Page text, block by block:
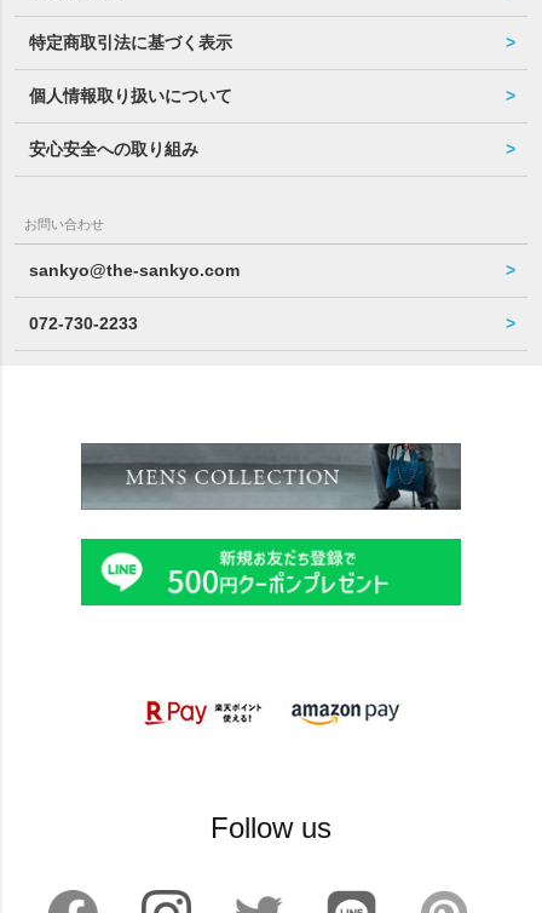
特定商取引法に基づく表示
個人情報取り扱いについて
安心安全への取り組み
お問い合わせ
sankyo@the-sankyo.com
072-730-2233
Follow us